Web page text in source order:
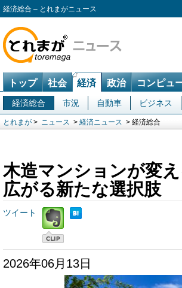
経済総合 – とれまがニュース
トップ 社会 経済 政治 コンピュ
経済総合 市況 自動車 ビジネス
とれまが > ニュース > 経済ニュース > 経済総合
木造マンションが変
広がる新たな選択肢
ツイート
2026年06月13日